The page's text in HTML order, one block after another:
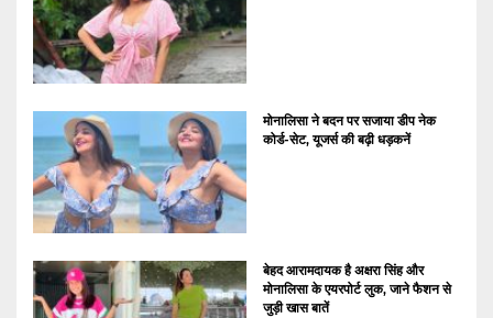
मोनालिसा ने बदन पर सजाया डीप नेक
कोर्ड-सेट, यूजर्स की बढ़ी धड़कनें
बेहद आरामदायक है अक्षरा सिंह और
मोनालिसा के एयरपोर्ट लुक, जाने फैशन से
जुड़ी खास बातें